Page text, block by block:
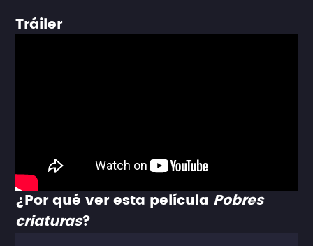
Tráiler
¿Por qué ver esta película Pobres
criaturas?